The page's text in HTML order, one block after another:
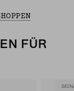
FÜR